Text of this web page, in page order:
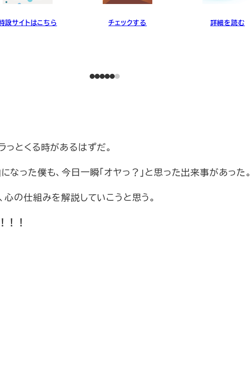
チェックする 詳細を読む 詳細を読む
とくる時があるはずだ。
った僕も、今日一瞬「オヤっ？」と思った出来事があった。
の仕組みを解説していこうと思う。
！！